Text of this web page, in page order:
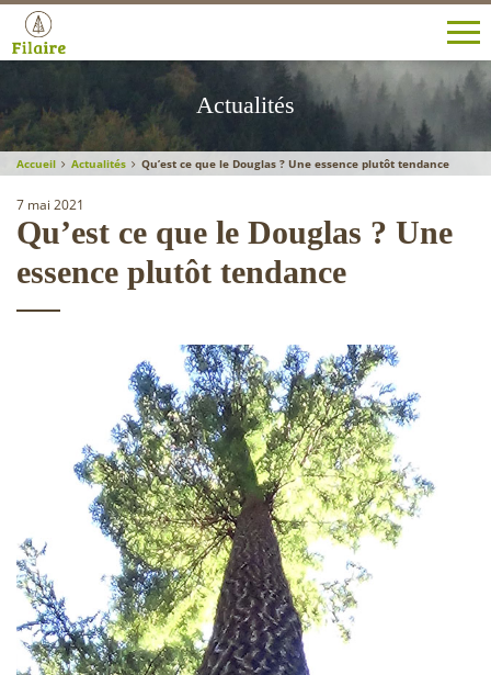
Filaire
-
Le
spécialiste
des
bois
résineux
Actualités
Accueil Actualités Qu’est ce que le Douglas ? Une essence plutôt tendance
7 mai 2021
Qu’est ce que le Douglas ? Une
essence plutôt tendance